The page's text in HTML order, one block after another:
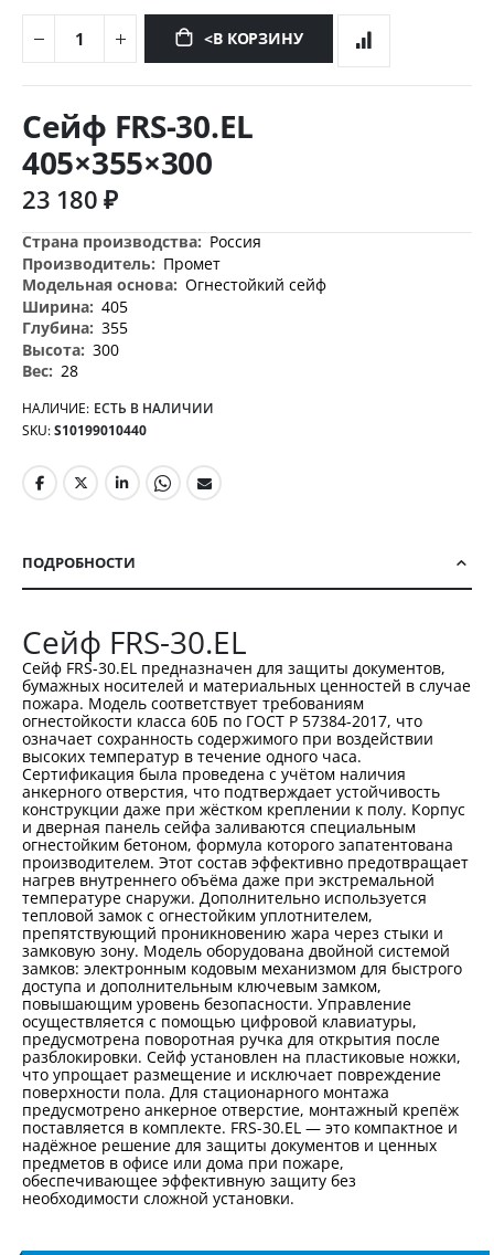
<В КОРЗИНУ
началу
изображений
Сейф FRS-30.EL
405×355×300
23 180 ₽
Дополнительная
информация
Россия
Промет
Огнестойкий сейф
405
355
300
28
НАЛИЧИЕ: ЕСТЬ В НАЛИЧИИ
SKU S10199010440
ПОДРОБНОСТИ
Сейф FRS-30.EL
Сейф FRS-30.EL предназначен для защиты документов,
бумажных носителей и материальных ценностей в случае
пожара. Модель соответствует требованиям
огнестойкости класса 60Б по ГОСТ Р 57384-2017, что
означает сохранность содержимого при воздействии
высоких температур в течение одного часа.
Сертификация была проведена с учётом наличия
анкерного отверстия, что подтверждает устойчивость
конструкции даже при жёстком креплении к полу. Корпус
и дверная панель сейфа заливаются специальным
огнестойким бетоном, формула которого запатентована
производителем. Этот состав эффективно предотвращает
нагрев внутреннего объёма даже при экстремальной
температуре снаружи. Дополнительно используется
тепловой замок с огнестойким уплотнителем,
препятствующий проникновению жара через стыки и
замковую зону. Модель оборудована двойной системой
замков: электронным кодовым механизмом для быстрого
доступа и дополнительным ключевым замком,
повышающим уровень безопасности. Управление
осуществляется с помощью цифровой клавиатуры,
предусмотрена поворотная ручка для открытия после
разблокировки. Сейф установлен на пластиковые ножки,
что упрощает размещение и исключает повреждение
поверхности пола. Для стационарного монтажа
предусмотрено анкерное отверстие, монтажный крепёж
поставляется в комплекте. FRS-30.EL — это компактное и
надёжное решение для защиты документов и ценных
предметов в офисе или дома при пожаре,
обеспечивающее эффективную защиту без
необходимости сложной установки.